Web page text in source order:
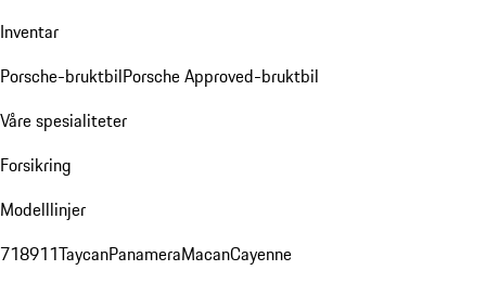
Inventar
Porsche-bruktbilPorsche Approved-bruktbil
Våre spesialiteter
Forsikring
Modelllinjer
718911TaycanPanameraMacanCayenne